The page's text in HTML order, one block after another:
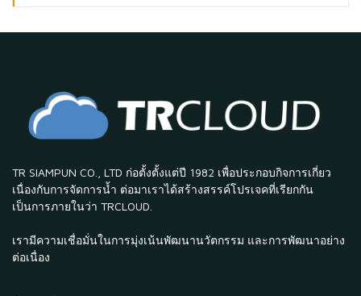
TR SIAMPUN CO., LTD ก่อตั้งตั้งแต่ปี 1982 เพื่อประกอบกิจการเกี่ยว
เนื่องกับการจัดการน้ำ ต่อมาเราได้สร้างสรรค์โปรเจคที่เรียกกัน
เป็นการภายในว่า TRCLOUD.
เรามีความเชื่อมั่นในการมุ่งเน้นพัฒนานวัตกรรม และการพัฒนาอย่าง
ต่อเนื่อง